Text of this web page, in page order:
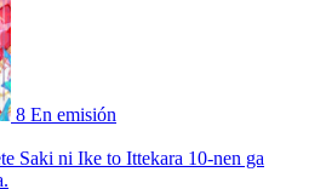
8 En emisión